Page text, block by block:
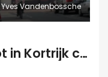
Yves Vandenbossche
Ruime duplex 40 m2 kot in Kortrijk centraal gelegen.